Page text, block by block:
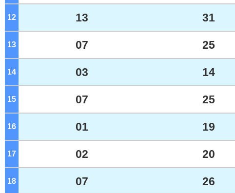
12 13 31
13 07 25
14 03 14
15 07 25
16 01 19
17 02 20
18 07 26